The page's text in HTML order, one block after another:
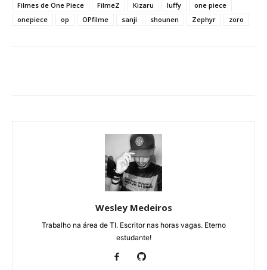
Filmes de One Piece
FilmeZ Kizaru luffy
one piece
onepiece
op OPfilme sanji shounen Zephyr zoro
Wesley Medeiros
Trabalho na área de TI. Escritor nas horas vagas. Eterno
estudante!